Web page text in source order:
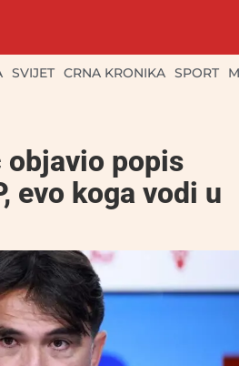
SVIJET CRNA KRONIKA SPORT
popis
evo koga vodi u